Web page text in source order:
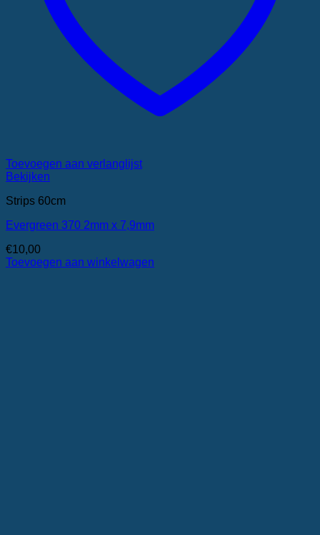
Toevoegen aan verlanglijst
Bekijken
Strips 60cm
Evergreen 370 2mm x 7,9mm
€10,00
Toevoegen aan winkelwagen